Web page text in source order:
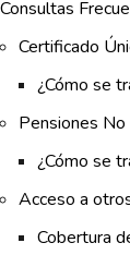
Consultas
Certificado
¿Cómo se
Pensiones
¿Cómo se
Acceso a
Cobertura